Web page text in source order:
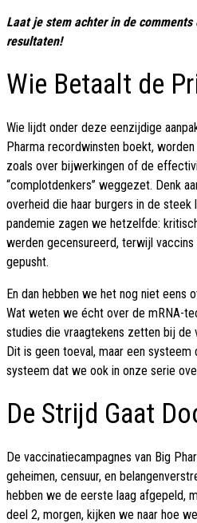
Laat je stem achter in de comments
resultaten!
Wie Betaalt de
Wie lijdt onder deze eenzijdige
Pharma recordwinsten boekt,
zoals over bijwerkingen of de
“complotdenkers” weggezet. Denk
overheid die haar burgers in de steek
pandemie zagen we hetzelfde:
werden gecensureerd, terwijl
gepusht.
En dan hebben we het nog niet eens
Wat weten we écht over de mRNA-
studies die vraagtekens zetten bij de
Dit is geen toeval, maar een
systeem dat we ook in onze serie
De Strijd Gaat
De vaccinatiecampagnes van Big
geheimen, censuur, en
hebben we de eerste laag afgepeld,
deel 2, morgen, kijken we naar hoe